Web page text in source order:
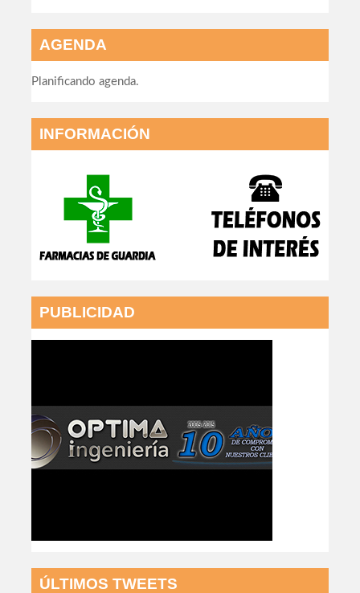
AGENDA
Planificando agenda.
INFORMACIÓN
PUBLICIDAD
ÚLTIMOS TWEETS